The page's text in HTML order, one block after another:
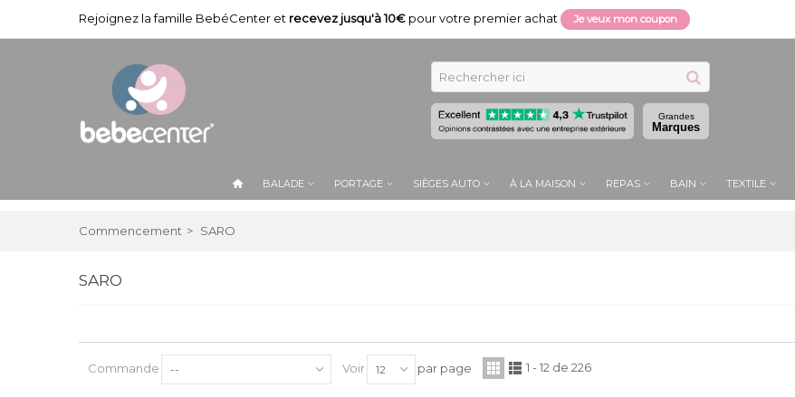
Rejoignez la famille BebéCenter et recevez jusqu'à 10€ pour votre premier achat Je veux mon coupon
Grandes
Marques
BALADE PORTAGE SIÈGES AUTO À LA MAISON REPAS BAIN TEXTILE
Commencement > SARO
SARO
Commande -- Voir 12 par page 1 - 12 de 226